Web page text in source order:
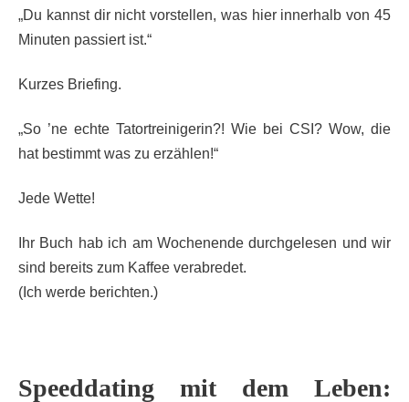
„Du kannst dir nicht vorstellen, was hier innerhalb von 45
Minuten passiert ist.“
Kurzes Briefing.
„So ’ne echte Tatortreinigerin?! Wie bei CSI? Wow, die
hat bestimmt was zu erzählen!“
Jede Wette!
Ihr Buch hab ich am Wochenende durchgelesen und wir
sind bereits zum Kaffee verabredet.
(Ich werde berichten.)
Speeddating mit dem Leben: